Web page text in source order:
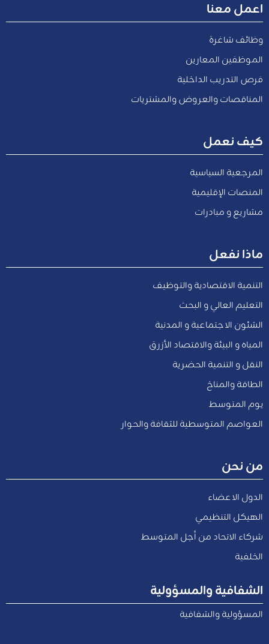
اعمل معنا
وظائف شاغرة
الموظفين المعارين
فرص التدريب الداخلية
المناقصات والعروض والمشتريات
كيف نعمل
المرجعية السياسية
المنصات الإقليمية
مشاريع و مبادرات
ماذا نفعل
التنمية الاقتصادية والتوظيف
التعليم العالي و البحث
الشئون الاجتماعية و المدنية
المياه و البيئة والاقتصاد الأزرق
النقل و التنمية الحضرية
الطاقة والمناخ
يوم المتوسط
العواصم المتوسطية للثقافة والحوار
من نحن
الدول الاعضاء
الهيكل التنظيمي
شركاء الاتحاد من أجل المتوسط
الخلفية
الشفافية والمسؤولية
المسؤولية والشفافية